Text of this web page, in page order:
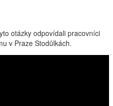
otázky odpovídali pracovníci
v Praze Stodůlkách.